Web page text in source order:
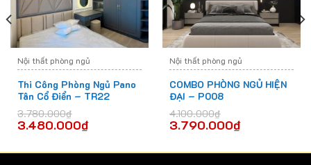
Nội thất phòng ngủ
Thi Công Phòng Ngủ Pano
Tân Cổ Điển – TR22
3.780.000₫
3.480.000₫
Nội thất phòng ngủ
COMBO PHÒNG NGỦ HIỆN
ĐẠI – P008
4.100.000₫
3.790.000₫